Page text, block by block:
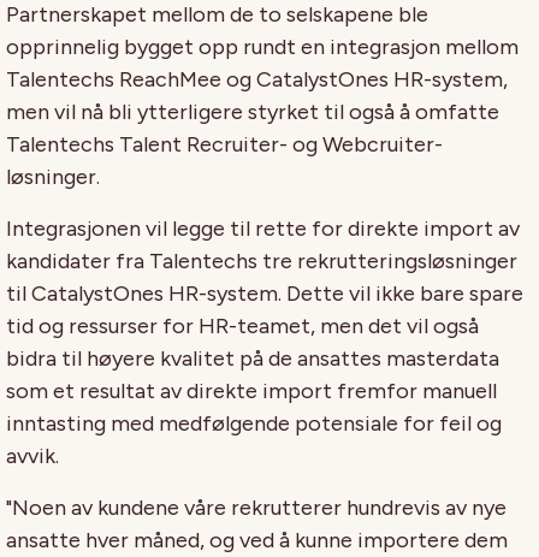
Partnerskapet mellom de to selskapene ble
opprinnelig bygget opp rundt en integrasjon mellom
Talentechs ReachMee og CatalystOnes HR-system,
men vil nå bli ytterligere styrket til også å omfatte
Talentechs Talent Recruiter- og Webcruiter-
løsninger.
Integrasjonen vil legge til rette for direkte import av
kandidater fra Talentechs tre rekrutteringsløsninger
til CatalystOnes HR-system. Dette vil ikke bare spare
tid og ressurser for HR-teamet, men det vil også
bidra til høyere kvalitet på de ansattes masterdata
som et resultat av direkte import fremfor manuell
inntasting med medfølgende potensiale for feil og
avvik.
"Noen av kundene våre rekrutterer hundrevis av nye
ansatte hver måned, og ved å kunne importere dem